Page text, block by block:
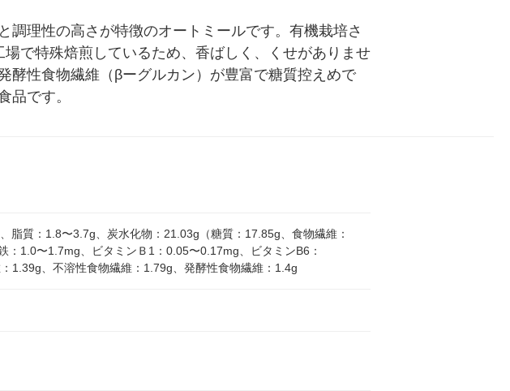
理性の高さが特徴のオートミールです。有機栽培さ
で特殊焙煎しているため、香ばしく、くせがありませ
酵性食物繊維（βーグルカン）が豊富で糖質控えめで
品です。
質：1.8〜3.7g、炭水化物：21.03g（糖質：17.85g、食物繊維：
1.0〜1.7mg、ビタミンＢ1：0.05〜0.17mg、ビタミンB6：
1.39g、不溶性食物繊維：1.79g、発酵性食物繊維：1.4g